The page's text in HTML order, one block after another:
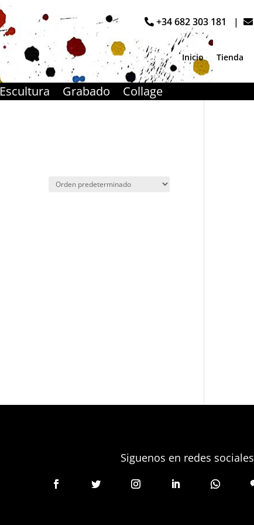
+34 682 303 181 |
Inicio Tienda
Escultura Grabado Collage
Siguenos en redes sociales